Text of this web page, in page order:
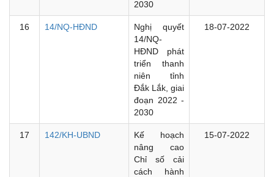
2030
16 14/NQ-HĐND
Nghị quyết
14/NQ-
HĐND phát
triển thanh
niên tỉnh
Đắk Lắk, giai
đoạn 2022 -
2030
18-07-2022
17 142/KH-UBND
Kế hoạch
nâng cao
Chỉ số cải
cách hành
15-07-2022